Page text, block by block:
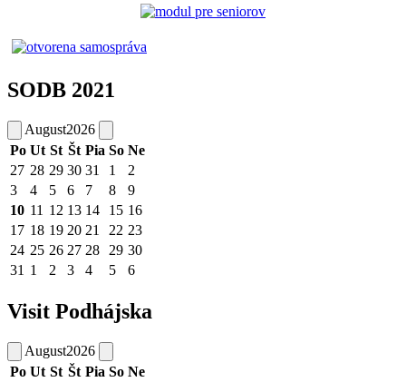
SODB 2021
August2026
Po Ut St Št Pia So Ne
27 28 29 30 31 1
2
3
4 5 6 7 8
9
10 11 12 13 14 15 16
17 18 19 20 21 22 23
24 25 26 27 28 29 30
31 1 2 3 4 5 6
Visit Podhájska
August2026
Po Ut St Št Pia So Ne